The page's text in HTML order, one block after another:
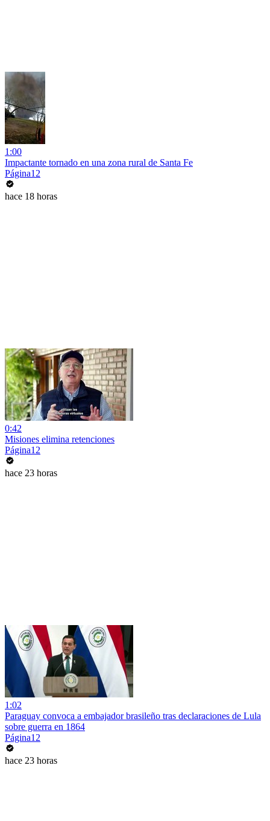
1:00
Impactante tornado en una zona rural de Santa Fe
Página12
hace 18 horas
0:42
Misiones elimina retenciones
Página12
hace 23 horas
1:02
Paraguay convoca a embajador brasileño tras declaraciones de Lula
sobre guerra en 1864
Página12
hace 23 horas